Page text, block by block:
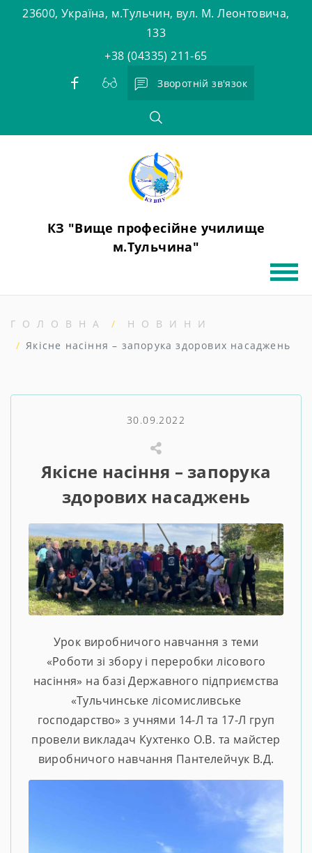
23600, Україна, м.Тульчин, вул. М. Леонтовича,
133
+38 (04335) 211-65
Зворотній зв'язок
КЗ "Вище професійне училище
м.Тульчина"
ГОЛОВНА
НОВИНИ
Якісне насіння – запорука здорових насаджень
30.09.2022
Якісне насіння – запорука
здорових насаджень
Урок виробничого навчання з теми
«Роботи зі збору і переробки лісового
насіння» на базі Державного підприємства
«Тульчинське лісомисливське
господарство» з учнями 14-Л та 17-Л груп
провели викладач Кухтенко О.В. та майстер
виробничого навчання Пантелейчук В.Д.